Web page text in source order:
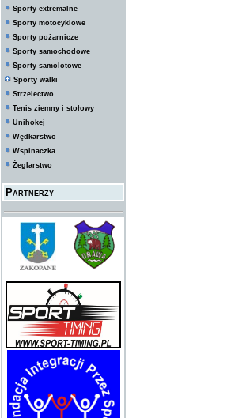
Sporty extremalne
Sporty motocyklowe
Sporty pożarnicze
Sporty samochodowe
Sporty samolotowe
Sporty walki
Strzelectwo
Tenis ziemny i stołowy
Unihokej
Wędkarstwo
Wspinaczka
Żeglarstwo
Partnerzy